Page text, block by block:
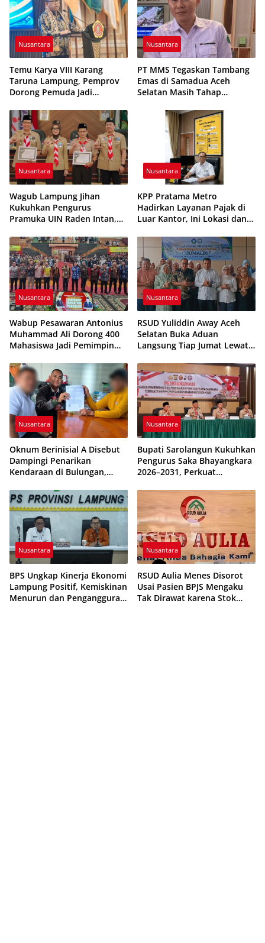
Nusantara
Temu Karya VIII Karang
Taruna Lampung, Pemprov
Dorong Pemuda Jadi
Nusantara
PT MMS Tegaskan Tambang
Emas di Samadua Aceh
Selatan Masih Tahap
Nusantara
Wagub Lampung Jihan
Kukuhkan Pengurus
Pramuka UIN Raden Intan,
Karakter Generasi Muda
Nusantara
KPP Pratama Metro
Hadirkan Layanan Pajak di
Luar Kantor, Ini Lokasi dan
Nusantara
Wabup Pesawaran Antonius
Muhammad Ali Dorong 400
Mahasiswa Jadi Pemimpin
Nusantara
RSUD Yuliddin Away Aceh
Selatan Buka Aduan
Langsung Tiap Jumat Lewat
Nusantara
Oknum Berinisial A Disebut
Dampingi Penarikan
Kendaraan di Bulungan,
Nusantara
Bupati Sarolangun Kukuhkan
Pengurus Saka Bhayangkara
2026–2031, Perkuat
Generasi Muda
Nusantara
BPS Ungkap Kinerja Ekonomi
Lampung Positif, Kemiskinan
Menurun dan Pengangguran
Nusantara
RSUD Aulia Menes Disorot
Usai Pasien BPJS Mengaku
Tak Dirawat karena Stok